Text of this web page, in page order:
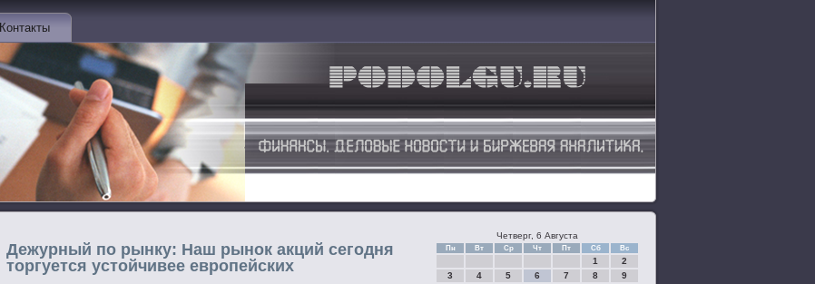
Контакты
Дежурный по рынку: Наш рынок акций сегодня
торгуется устойчивее европейских
Четверг, 6 Августа
Пн Вт Ср Чт Пт Сб Вс
1
2
3
4 5 6 7 8
9